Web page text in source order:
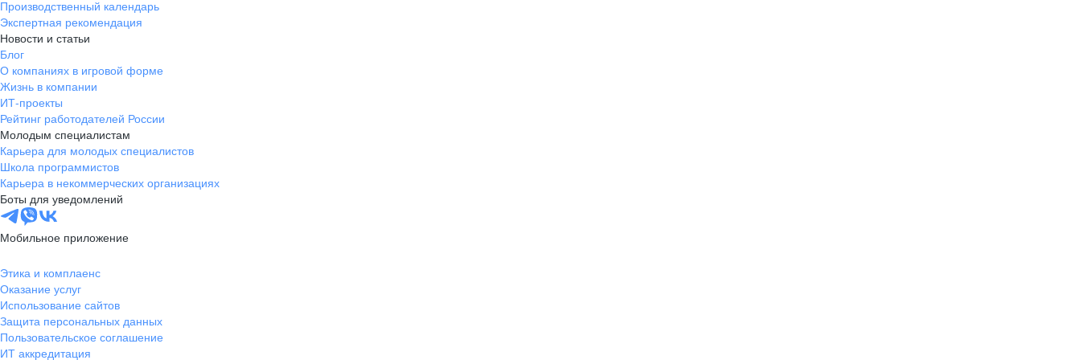
Производственный календарь
Экспертная рекомендация
Новости и статьи
Блог
О компаниях в игровой форме
Жизнь в компании
ИТ-проекты
Рейтинг работодателей России
Молодым специалистам
Карьера для молодых специалистов
Школа программистов
Карьера в некоммерческих организациях
Боты для уведомлений
Мобильное приложение
Этика и комплаенс
Оказание услуг
Использование сайтов
Защита персональных данных
Пользовательское соглашение
ИТ аккредитация